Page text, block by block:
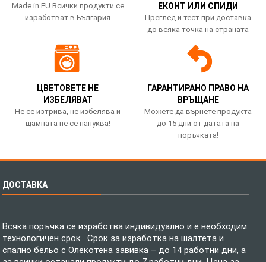
Made in EU Всички продукти се
изработват в България
ЕКОНТ ИЛИ СПИДИ
Преглед и тест при доставка
до всяка точка на страната
ЦВЕТОВЕТЕ НЕ
ИЗБЕЛЯВАТ
Не се изтрива, не избелява и
щампата не се напуква!
ГАРАНТИРАНО ПРАВО НА
ВРЪЩАНЕ
Можете да върнете продукта
до 15 дни от датата на
поръчката!
ДОСТАВКА
Всяка поръчка се изработва индивидуално и е необходим
технологичен срок . Срок за изработка на шалтета и
спално бельо с Олекотена завивка – до 14 работни дни, а